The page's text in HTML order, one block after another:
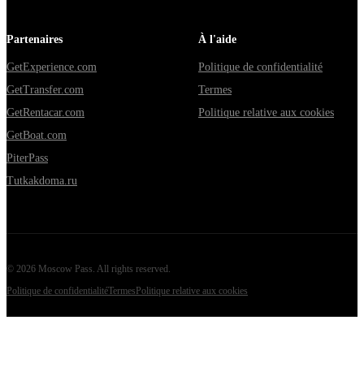
Partenaires
GetExperience.com
GetTransfer.com
GetRentacar.com
GetBoat.com
PiterPass
Tutkakdoma.ru
À l'aide
Politique de confidentialité
Termes
Politique relative aux cookies
© 2026 Moscow Pass. All rights reserved.
Politique de confidentialitéTermes Politique relative aux cookies